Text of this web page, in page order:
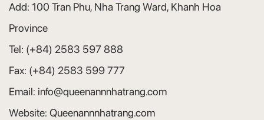
Add: 100 Tran Phu, Nha Trang Ward, Khanh Hoa
Province
Tel: (+84) 2583 597 888
Fax: (+84) 2583 599 777
Email: info@queenannnhatrang.com
Website: Queenannnhatrang.com